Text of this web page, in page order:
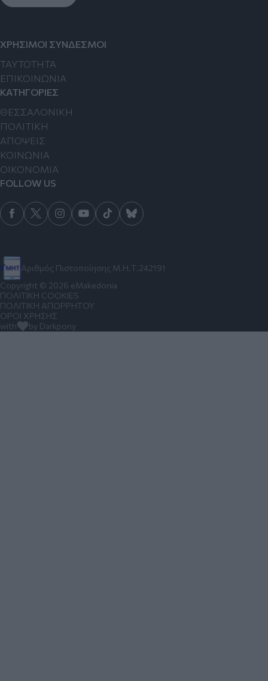
Αριθμός Πιστοποίησης Μ.Η.Τ.242191
ΧΡΗΣΙΜΟΙ ΣΥΝΔΕΣΜΟΙ
TAYTOTHTA
ΕΠΙΚΟΙΝΩΝΙΑ
ΚΑΤΗΓΟΡΙΕΣ
ΘΕΣΣΑΛΟΝΙΚΗ
ΠΟΛΙΤΙΚΗ
ΑΠΟΨΕΙΣ
ΚΟΙΝΩΝΙΑ
ΟΙΚΟΝΟΜΙΑ
FOLLOW US
Copyright © 2026 eMakedonia
ΠΟΛΙΤΙΚΗ COOKIES
ΠΟΛΙΤΙΚΗ ΑΠΟΡΡΗΤΟΥ
ΟΡΟΙ ΧΡΗΣΗΣ
with
by Darkpony